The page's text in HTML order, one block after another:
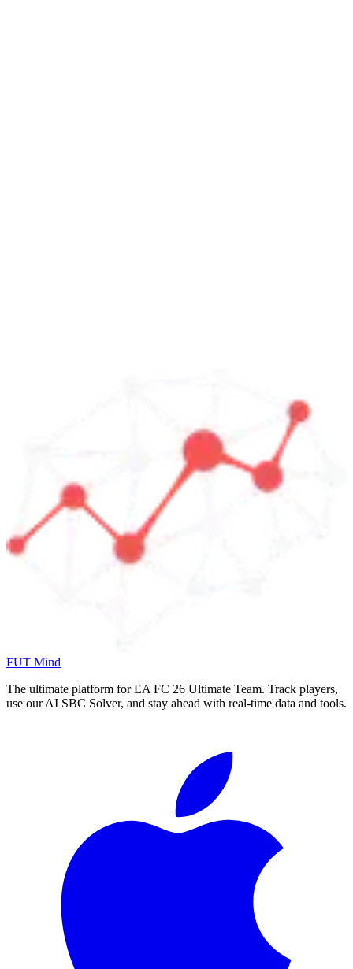
FUT Mind
The ultimate platform for EA FC 26 Ultimate Team. Track players,
use our AI SBC Solver, and stay ahead with real-time data and tools.